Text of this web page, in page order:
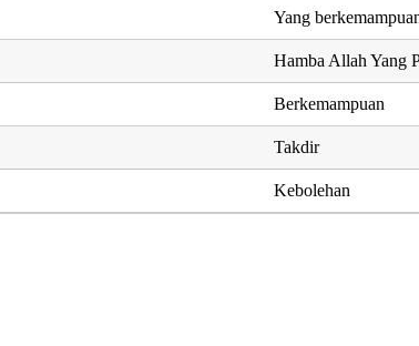
Yang
Hamba Allah Yang
Berkemampuan
Takdir
Kebolehan